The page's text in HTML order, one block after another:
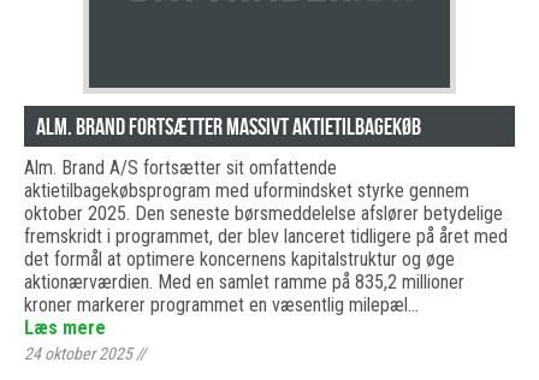
Alm. Brand fortsætter massivt aktietilbagekøb
Alm. Brand A/S fortsætter sit omfattende
aktietilbagekøbsprogram med uformindsket styrke gennem
oktober 2025. Den seneste børsmeddelelse afslører betydelige
fremskridt i programmet, der blev lanceret tidligere på året med
det formål at optimere koncernens kapitalstruktur og øge
aktionærværdien. Med en samlet ramme på 835,2 millioner
kroner markerer programmet en væsentlig milepæl…
Læs mere
24 oktober 2025//